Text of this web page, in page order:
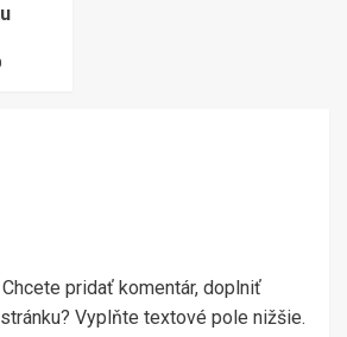
pridať komentár, doplniť
Vyplňte textové pole nižšie.